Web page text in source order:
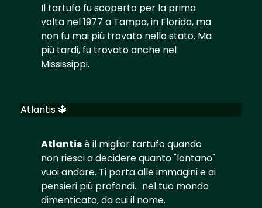
Il tartufo fu scoperto per la prima
volta nel 1977 a Tampa, in Florida, ma
non fu mai più trovato nello stato. Ma
più tardi, fu trovato anche nel
Mississippi.
Atlantis 🔱
Atlantisè il miglior tartufo quando
non riesci a decidere quanto "lontano"
vuoi andare. Ti porta alle immagini e ai
pensieri più profondi... nel tuo mondo
dimenticato, da cui il nome.